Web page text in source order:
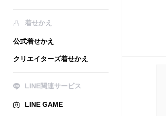
着せかえ
公式着せかえ
クリエイターズ着せかえ
LINE関連サービス
LINE GAME